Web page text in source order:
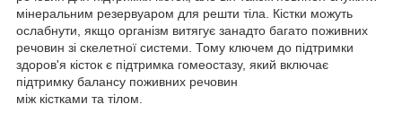
мінеральним резервуаром для решти тіла. Кістки можуть
ослабнути, якщо організм витягує занадто багато поживних
речовин зі скелетної системи. Тому ключем до підтримки
здоров'я кісток є підтримка гомеостазу, який включає
підтримку балансу поживних речовин
між кістками та тілом.